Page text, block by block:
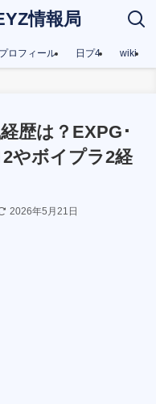
情報局
ロフィール 日プ4 wiki
歴は？EXPG･
やボイプラ2経
2026年5月21日